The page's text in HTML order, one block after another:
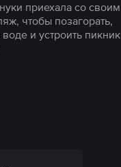
приехала со
чтобы позагорать,
и устроить